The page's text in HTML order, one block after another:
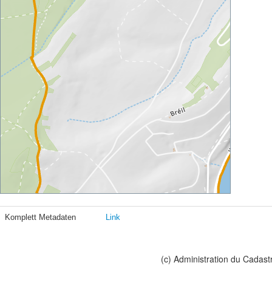
Komplett Metadaten Link
(c) Administration du